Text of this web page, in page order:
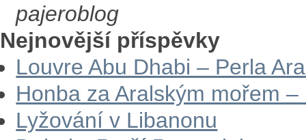
pajeroblog
Nejnovější příspěvky
Louvre Abu Dhabi – Perla
Honba za Aralským mořem
Lyžování v Libanonu